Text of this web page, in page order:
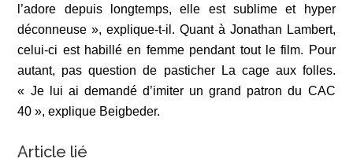
l’adore depuis longtemps, elle est sublime et hyper
déconneuse », explique-t-il. Quant à Jonathan Lambert,
celui-ci est habillé en femme pendant tout le film. Pour
autant, pas question de pasticher La cage aux folles.
« Je lui ai demandé d’imiter un grand patron du CAC
40 », explique Beigbeder.
Article lié